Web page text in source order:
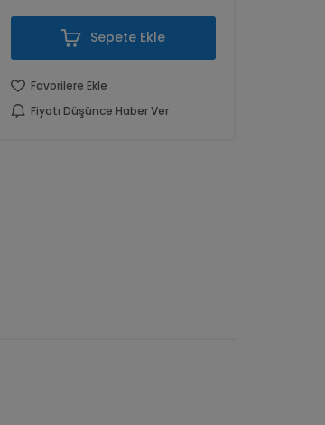
Sepete Ekle
Favorilere Ekle
Fiyatı Düşünce Haber Ver